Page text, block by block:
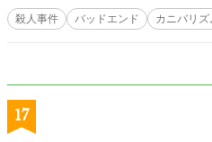
殺人事件 バッドエンド カニバリズ
17